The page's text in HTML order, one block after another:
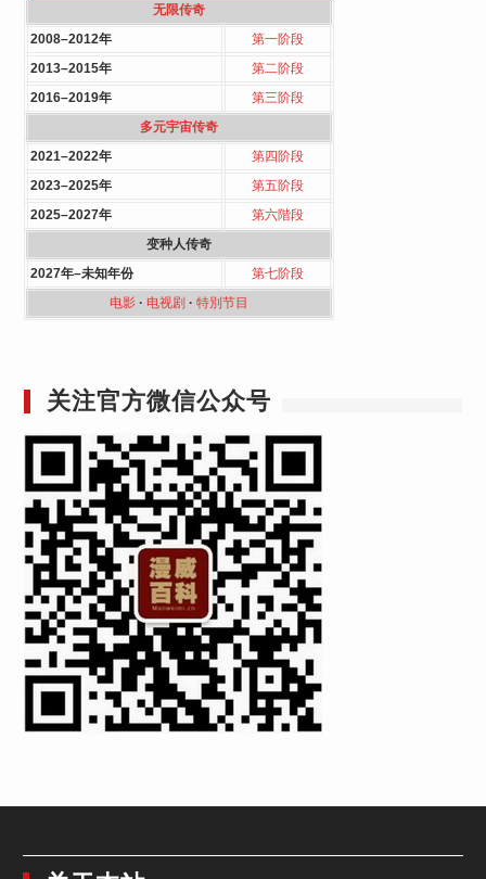
无限传奇
2008–2012年
第一阶段
2013–2015年
第二阶段
2016–2019年
第三阶段
多元宇宙传奇
2021–2022年
第四阶段
2023–2025年
第五阶段
2025–2027年
第六階段
变种人传奇
2027年–未知年份
第七阶段
电影· 电视剧 · 特別节目
关注官方微信公众号